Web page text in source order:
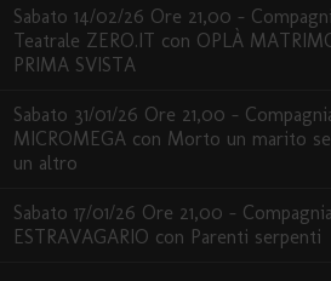
Sabato 14/02/26 Ore 21,00 –
Teatrale ZERO.IT con OPLÀ
PRIMA SVISTA
Sabato 31/01/26 Ore 21,00 –
MICROMEGA con Morto un marito
un altro
Sabato 17/01/26 Ore 21,00 – Compagnia
ESTRAVAGARIO con Parenti serpenti